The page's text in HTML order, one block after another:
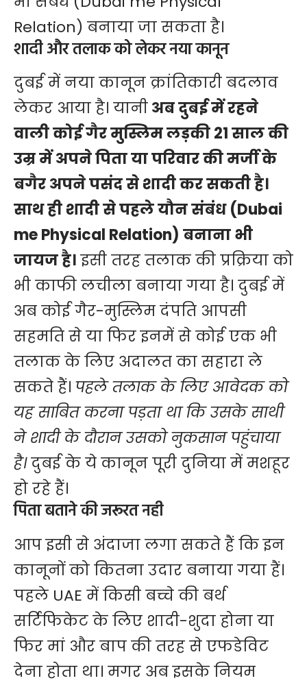
Relation) बनाया जा सकता है।
शादी और तलाक को लेकर नया कानून
दुबईमें नया कानून क्रांतिकारी बदलाव
लेकर आया है। यानीअब दुबई में रहने
वाली कोई गैर मुस्लिम लड़की 21 साल की
उम्र में अपने पिता या परिवार की मर्जी के
बगैर अपने पसंद से शादी कर सकती है।
साथ ही शादी से पहले यौन संबंध (Dubai
me Physical Relation) बनाना भी
जायज है।इसी तरह तलाक की प्रक्रिया को
भी काफी लचीला बनाया गया है। दुबई में
अब कोई गैर-मुस्लिम दंपति आपसी
सहमति से या फिर इनमें से कोई एक भी
तलाक के लिए अदालत का सहारा ले
सकते हैं। पहले तलाक के लिए आवेदक को
यह साबित करना पड़ता था कि उसके साथी
ने शादी के दौरान उसको नुकसान पहुंचाया
है।दुबई के ये कानून पूरी दुनिया में मशहूर
हो रहे हैं।
पिता बताने की जरूरत नही
आप इसी से अंदाजा लगा सकते हैं कि इन
कानूनों को कितना उदार बनाया गया हैं।
पहले UAE में किसी बच्चे की बर्थ
सर्टिफिकेट के लिए शादी-शुदा होना या
फिर मां और बाप की तरह से एफडेविट
देना होता था। मगर अब इसके नियम